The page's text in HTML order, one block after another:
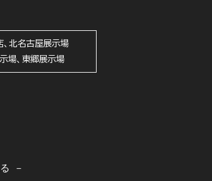
、北名古屋展示場
場、東郷展示場
－